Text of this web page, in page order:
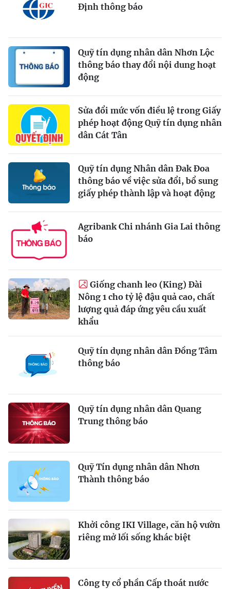
Định thông báo
Quỹ tín dụng nhân dân Nhơn Lộc
thông báo thay đổi nội dung hoạt
động
Sửa đổi mức vốn điều lệ trong Giấy
phép hoạt động Quỹ tín dụng nhân
dân Cát Tân
Quỹ tín dụng Nhân dân Đak Đoa
thông báo về việc sửa đổi, bổ sung
giấy phép thành lập và hoạt động
Agribank Chi nhánh Gia Lai thông
báo
Giống chanh leo (King) Đài
Nông 1 cho tỷ lệ đậu quả cao, chất
lượng quả đáp ứng yêu cầu xuất
khẩu
Quỹ tín dụng nhân dân Đồng Tâm
thông báo
Quỹ tín dụng nhân dân Quang
Trung thông báo
Quỹ Tín dụng nhân dân Nhơn
Thành thông báo
Khởi công IKI Village, căn hộ vườn
riêng mở lối sống khác biệt
Công ty cổ phần Cấp thoát nước